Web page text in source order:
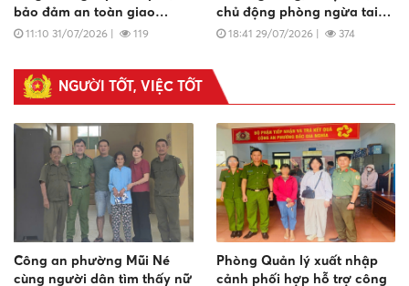
bảo đảm an toàn giao
thông đối với xe đưa đón
nghiệp
11:10 31/07/2026 | 119
chủ động phòng ngừa tai
nạn giao thông
18:41 29/07/2026| 374
NGƯỜI TỐT, VIỆC TỐT
Công an phường Mũi Né
cùng người dân tìm thấy nữ
Phòng Quản lý xuất nhập
cảnh phối hợp hỗ trợ công